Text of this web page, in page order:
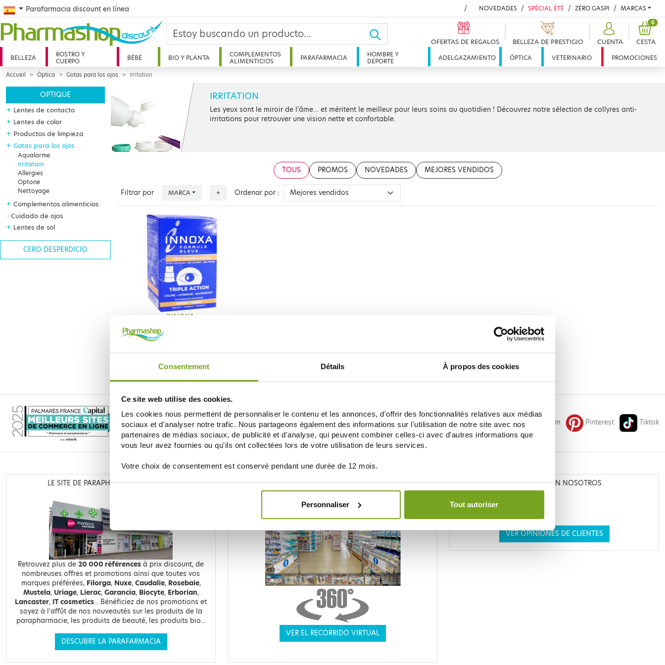
Consentement Détails À propos des cookies
Ce site web utilise des cookies.
Les cookies nous permettent de personnaliser le contenu et les annonces, d'offrir des fonctionnalités relatives aux médias
sociaux et d'analyser notre trafic. Nous partageons également des informations sur l'utilisation de notre site avec nos
partenaires de médias sociaux, de publicité et d'analyse, qui peuvent combiner celles-ci avec d'autres informations que
vous leur avez fournies ou qu'ils ont collectées lors de votre utilisation de leurs services.
Votre choix de consentement est conservé pendant une durée de 12 mois.
Personnaliser Tout autoriser
Spanish
Parafarmacia discount en línea NOVEDADES SPÉCIAL ÉTÉ ZÉRO GASPI MARCAS
OFERTAS DE REGALOS BELLEZA DE PRESTIGIO CUENTA CESTA
0
BELLEZA
ROSTRO Y
CUERPO
BÉBÉ BIO Y PLANTA
COMPLEMENTOS
ALIMENTICIOS
PARAFARMACIA
HOMBRE Y
DEPORTE
ADELGAZAMIENTO ÓPTICA VETERINARIO PROMOCIONES
Accueil Óptica Gotas para los ojos Irritation
OPTIQUE
+ Lentes de contacto
+ Lentes de color
+ Productos de limpieza
+ Gotas para los ojos
Aqualarme
irritation
Allergies
Optone
Nettoyage
+ Complementos alimenticios
Cuidado de ojos
+ Lentes de sol
CERO DESPERDICIO
IRRITATION
Les yeux sont le miroir de l’âme… et méritent le meilleur pour leurs soins au quotidien ! Découvrez notre sélection de collyres anti-
irritations pour retrouver une vision nette et confortable.
TOUS PROMOS NOVEDADES MEJORES VENDIDOS
Filtrar por MARCA + Ordenar por :
INNOXA
INNOXA YEUX ROUGES ET IRRITES TRIPLE
ACTION 10 ML
AÑADIR A LA CESTA
Je souhaite m'inscrire à la newsletter Facebook Instagram Pinterest Tiktok
DROGUERÍA ONLINE BALDY MÉJEAN
LE SITE DE PARAPHARMACIE EN LIGNE
Retrouvez plus de 20 000 références à prix discount, de
nombreuses offres et promotions ainsi que toutes vos
marques préférées, Filorga, Nuxe, Caudalie, Rosebaie,
Mustela, Uriage, Lierac, Garancia, Biocyte, Erborian,
Lancaster, IT cosmetics... Bénéficiez de nos promotions et
soyez à l'affût de nos nouveautés sur les produits de la
parapharmacie, les produits de beauté, les produits bio...
DESCUBRE LA PARAFARMACIA
UNE VRAIE PARAPHARMACIE
VER EL RECORRIDO VIRTUAL
CONFIARON EN NOSOTROS
VER OPINIONES DE CLIENTES